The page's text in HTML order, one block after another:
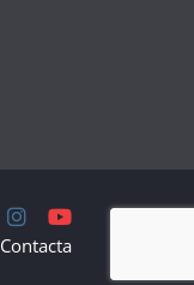
Contacta